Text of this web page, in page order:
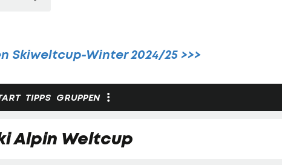
Skiweltcup-Winter 2024/25 >>>